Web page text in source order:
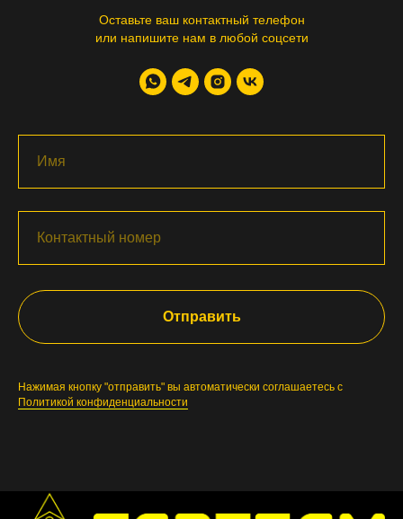
Оставьте ваш контактный телефон
или напишите нам в любой соцсети
Отправить
Нажимая кнопку "отправить" вы автоматически соглашаетесь с
Политикой конфиденциальности